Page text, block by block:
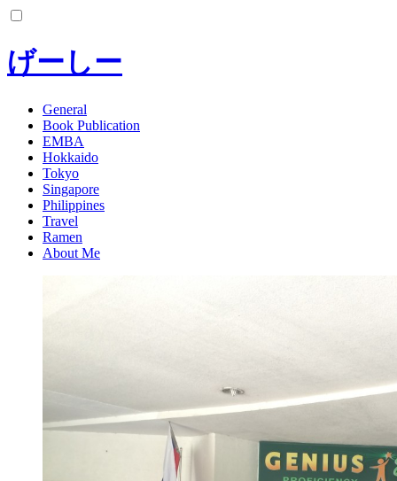
コ
テ
ン
げーしー
General
Book Publication
EMBA
Hokkaido
Tokyo
Singapore
Philippines
Travel
Ramen
About Me